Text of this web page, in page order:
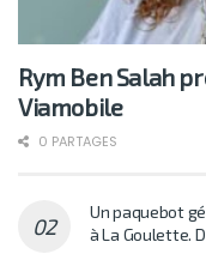
Rym Ben Salah
Viamobile
0 PARTAGES
Un paquebot
à La Goulette.